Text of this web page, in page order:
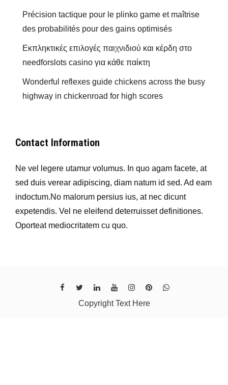
Précision tactique pour le plinko game et maîtrise
des probabilités pour des gains optimisés
Εκπληκτικές επιλογές παιχνιδιού και κέρδη στο
needforslots casino για κάθε παίκτη
Wonderful reflexes guide chickens across the busy
highway in chickenroad for high scores
Contact Information
Ne vel legere utamur volumus. In quo agam facete, at
sed duis verear adipiscing, diam natum id sed. Ad eam
indoctum.No malorum persius ius, at nec dicunt
expetendis. Vel ne eleifend deterruisset definitiones.
Oporteat mediocritatem cu quo.
Copyright Text Here